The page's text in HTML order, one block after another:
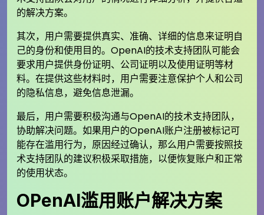
的解决方案。
其次，用户需要提供真实、准确、详细的信息来证明自
己的身份和使用目的。OpenAI的技术支持团队可能会
要求用户提供身份证明、公司证明以及使用证明等材
料。在提供这些材料时，用户需要注意保护个人和公司
的隐私信息，避免信息泄漏。
最后，用户需要积极沟通与OpenAI的技术支持团队，
协助解决问题。如果用户的OpenAI账户注册被标记可
能存在滥用行为，原因经过确认，那么用户需要按照技
术支持团队的建议积极采取措施，以便恢复账户和正常
的使用状态。
OPenAI滥用账户解决方案